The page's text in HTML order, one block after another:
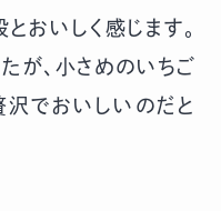
おいしく感じます。
が、小さめのいちご
でおいしいのだと